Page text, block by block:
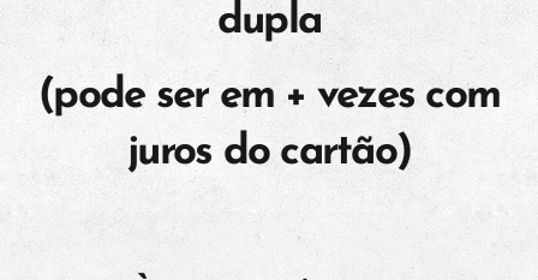
dupla
(pode ser em + vezes com
juros do cartão)